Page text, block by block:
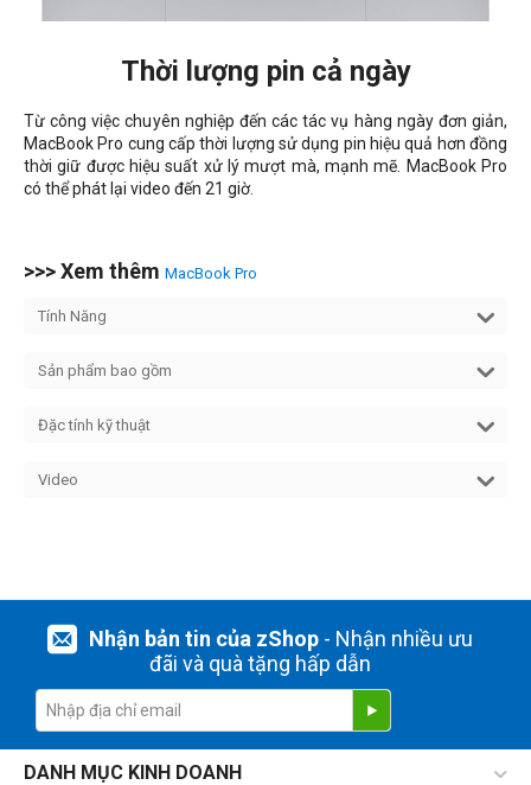
Thời lượng pin cả ngày
Từ công việc chuyên nghiệp đến các tác vụ hàng ngày đơn giản,
MacBook Pro cung cấp thời lượng sử dụng pin hiệu quả hơn đồng
thời giữ được hiệu suất xử lý mượt mà, mạnh mẽ. MacBook Pro
có thể phát lại video đến 21 giờ.
>>> Xem thêm MacBook Pro
Tính Năng
Sản phẩm bao gồm
Đặc tính kỹ thuật
Video
Nhận bản tin của zShop- Nhận nhiều ưu
đãi và quà tặng hấp dẫn
DANH MỤC KINH DOANH